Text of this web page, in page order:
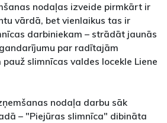
nodaļas izveide pirmkārt ir
vārdā, bet vienlaikus tas ir
darbiniekam – strādāt jaunās
par radītajām
slimnīcas valdes locekle Liene
nodaļa darbu sāk
– "Piejūras slimnīca" dibināta